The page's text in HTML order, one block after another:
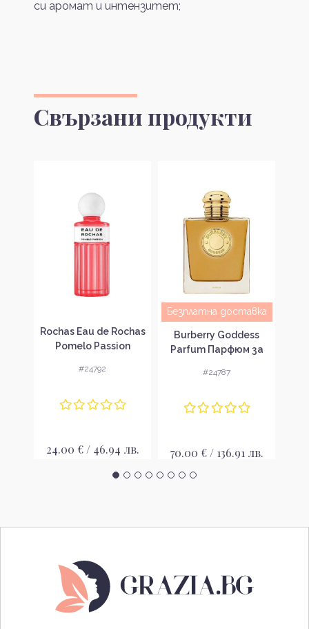
си аромат и интензитет;
Свързани продукти
Rochas Eau de Rochas
Pomelo Passion
жени без опаковка
#24792
24.00 € / 46.94 лв.
Безплатна доставка
Burberry Goddess
Parfum Парфюм за
#24787
70.00 € / 136.91 лв.